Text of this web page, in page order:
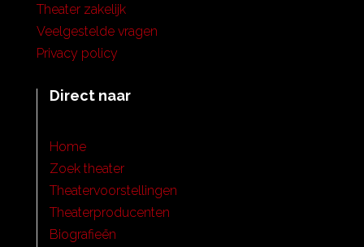
Theater zakelijk
Veelgestelde vragen
Privacy policy
Direct naar
Home
Zoek theater
Theatervoorstellingen
Theaterproducenten
Biografieën